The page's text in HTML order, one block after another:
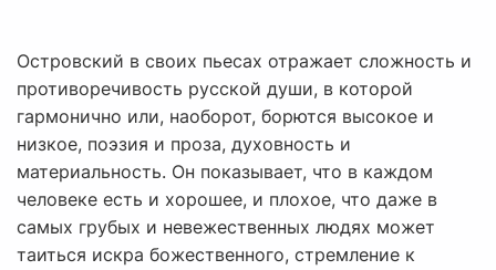
Островский в своих пьесах отражает сложность и
противоречивость русской души, в которой
гармонично или, наоборот, борются высокое и
низкое, поэзия и проза, духовность и
материальность. Он показывает, что в каждом
человеке есть и хорошее, и плохое, что даже в
самых грубых и невежественных людях может
таиться искра божественного, стремление к